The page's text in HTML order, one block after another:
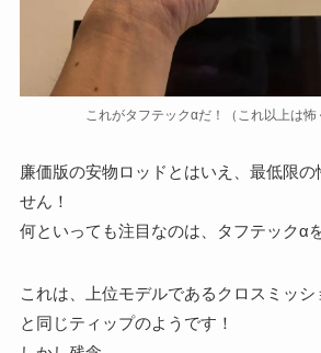
これがタフテックαだ！（これ以上は怖
廉価版の安物ロッドとはいえ、最低限の
せん！
何といっても注目なのは、タフテックα
これは、上位モデルであるクロスミッ
と同じティップのようです！